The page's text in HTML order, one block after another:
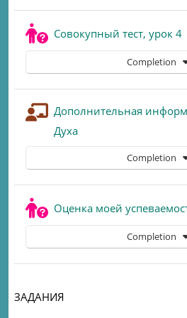
Совокупный тест, урок 4
Completion
Дополнительная
ДухаLesson
Completion
Оценка моей
Completion
ЗАДАНИЯ